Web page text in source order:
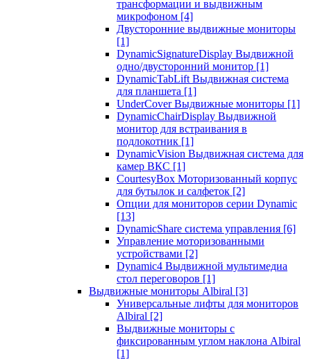
трансформации и выдвижным
микрофоном [4]
Двусторонние выдвижные мониторы
[1]
DynamicSignatureDisplay Выдвижной
одно/двусторонний монитор [1]
DynamicTabLift Выдвижная система
для планшета [1]
UnderCover Выдвижные мониторы [1]
DynamicChairDisplay Выдвижной
монитор для встраивания в
подлокотник [1]
DynamicVision Выдвижная система для
камер ВКС [1]
CourtesyBox Моторизованный корпус
для бутылок и салфеток [2]
Опции для мониторов серии Dynamic
[13]
DynamicShare система управления [6]
Управление моторизованными
устройствами [2]
Dynamic4 Выдвижной мультимедиа
стол переговоров [1]
Выдвижные мониторы Albiral [3]
Универсальные лифты для мониторов
Albiral [2]
Выдвижные мониторы с
фиксированным углом наклона Albiral
[1]